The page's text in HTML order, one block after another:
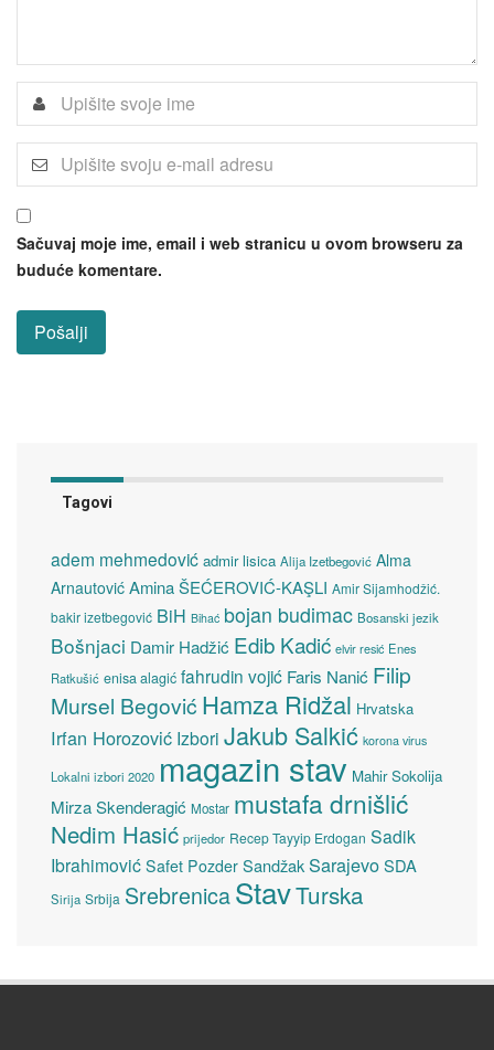
Sačuvaj moje ime, email i web stranicu u ovom browseru za
buduće komentare.
Tagovi
adem mehmedović admir lisica Alija Izetbegović Alma
Arnautović Amina ŠEĆEROVIĆ-KAŞLI Amir Sijamhodžić.
bakir izetbegović BiH Bihać bojan budimac Bosanski jezik
Bošnjaci Damir Hadžić Edib Kadić elvir resić Enes
Ratkušić enisa alagić fahrudin vojić Faris Nanić Filip
Mursel Begović Hamza Ridžal Hrvatska
Irfan Horozović Izbori Jakub Salkić korona virus
Lokalni izbori 2020 magazin stav Mahir Sokolija
Mirza Skenderagić Mostar mustafa drnišlić
Nedim Hasić prijedor Recep Tayyip Erdogan Sadik
Ibrahimović Safet Pozder SandžakSarajevoSDA
Sirija Srbija SrebrenicaStavTurska